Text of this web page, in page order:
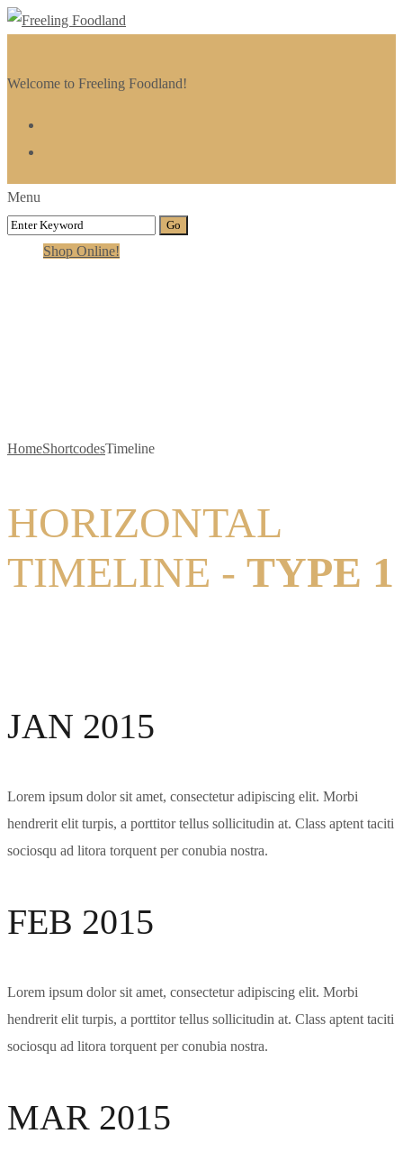
Welcome to Freeling Foodland!
Menu
Shop Online!
HomeShortcodesTimeline
HORIZONTAL
TIMELINE - TYPE 1
JAN 2015
Lorem ipsum dolor sit amet, consectetur adipiscing elit. Morbi
hendrerit elit turpis, a porttitor tellus sollicitudin at. Class aptent taciti
sociosqu ad litora torquent per conubia nostra.
FEB 2015
Lorem ipsum dolor sit amet, consectetur adipiscing elit. Morbi
hendrerit elit turpis, a porttitor tellus sollicitudin at. Class aptent taciti
sociosqu ad litora torquent per conubia nostra.
MAR 2015